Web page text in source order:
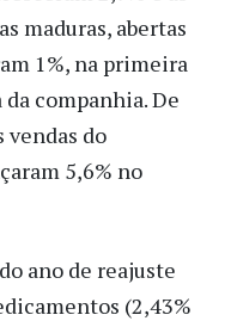
maduras, abertas
1%, na primeira
companhia. De
vendas do
5,6% no
ano de reajuste
(2,43%